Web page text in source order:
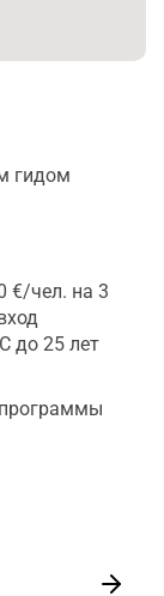
царства
мира
время
кто
гидом
€/чел. на 3
до 25 лет